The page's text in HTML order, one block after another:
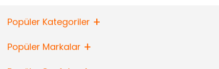
Popüler Kategoriler
Popüler Markalar